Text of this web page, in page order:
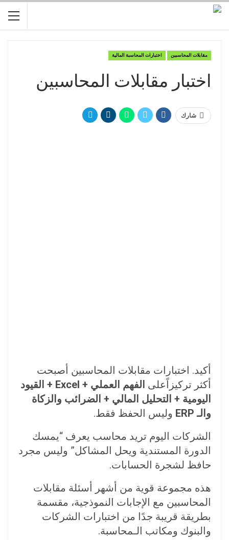
مقابلات المحاسبين اختبارات المحاسبة المالية
اختبار مقابلات المحاسبين
شارك
أكيد. اختبارات مقابلات المحاسبين أصبحت
أكثر تركيزاًعلى
الفهم العملي + Excel + القيود
اليومية + التحليل المالي + الضرائب والزكاة
والـ ERP
وليس الحفظ فقط.
الشركات اليوم تريد محاسب يعرف “يمسك
الدورة المستندية ويحل المشاكل” وليس مجرد
حافظ لشجرة الحسابات.
هذه مجموعة قوية من أشهر أسئلة مقابلات
المحاسبين مع الإجابات النموذجية، مقسمة
بطريقة قريبة جدًا من اختبارات الشركات
والبنوك ومكاتب الـمحاسبة.